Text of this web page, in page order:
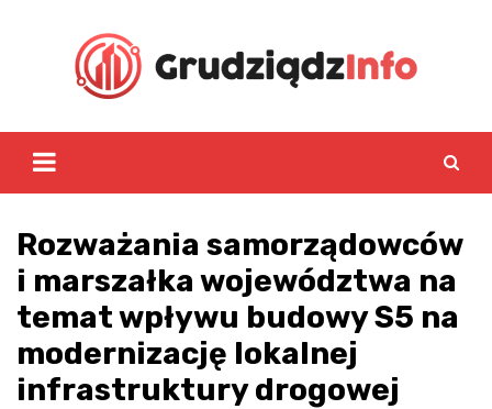
Rozważania samorządowców
i marszałka województwa na
temat wpływu budowy S5 na
modernizację lokalnej
infrastruktury drogowej